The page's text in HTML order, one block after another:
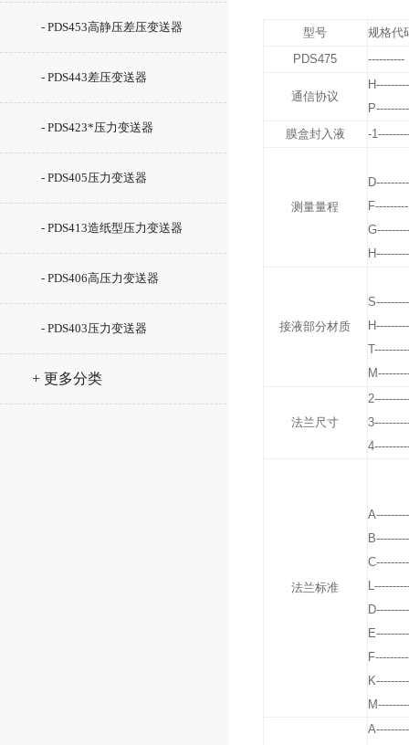
- PDS453高静压差压变送器
- PDS443差压变送器
- PDS423*压力变送器
- PDS405压力变送器
- PDS413造纸型压力变送器
- PDS406高压力变送器
- PDS403压力变送器
+ 更多分类
型号
规格代
PDS475
----------
通信协议
膜盒封入液
-
测量量程
D---------
F---------
G---------
H---------
接液部分材质
法兰尺寸
法兰标准